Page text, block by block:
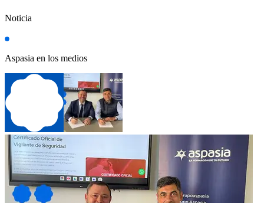
Noticia
Aspasia en los medios